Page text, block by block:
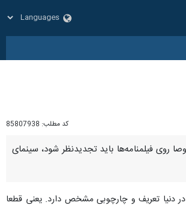
کد مطلب: 85807938